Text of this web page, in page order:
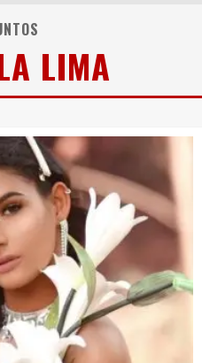
Agosto Dourado: apoio, informação e acolhimento fortalecem o sucesso da amamentação
LIMA